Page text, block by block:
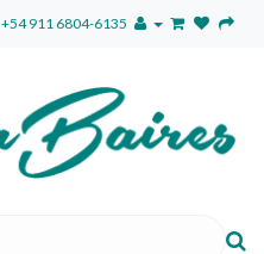
+54 911 6804-6135